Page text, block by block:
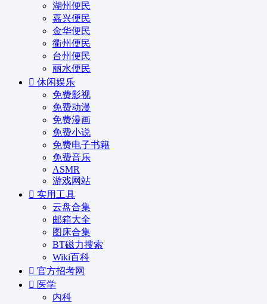
湖州便民
嘉兴便民
金华便民
衢州便民
台州便民
丽水便民
休闲娱乐
免费影视
免费动漫
免费漫画
免费小说
免费电子书籍
免费音乐
ASMR
游戏网站
实用工具
云盘合集
邮箱大全
图床合集
BT磁力搜索
Wiki百科
官方招考网
医学
内科